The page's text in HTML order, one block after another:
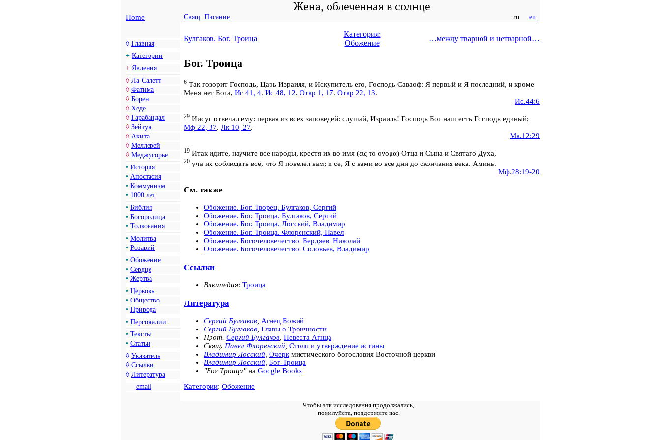
Жена, облеченная в солнце
Home Свящ. Писание ru en
◊ Главная
+ Категории
+ Явления
◊ Ла-Салетт
◊ Фатима
◊ Борен
◊ Хеде
◊ Гарабандал
◊ Зейтун
◊ Акита
◊ Меллерей
◊ Меджугорье
• История
• Апостасия
• Коммунизм
• 1000 лет
• Библия
• Богородица
• Толкования
• Молитва
• Розарий
• Обожение
• Сердце
• Жертва
• Церковь
• Общество
• Природа
• Персоналии
• Тексты
• Статьи
◊ Указатель
◊ Ссылки
◊ Литература
email
Булгаков. Бог. Троица
Категория:
Обожение
…между тварной и нетварной…
Бог. Троица
6 Так говорит Господь, Царь Израиля, и Искупитель его, Господь Саваоф: Я первый и Я последний, и кроме
Меня нет Бога, Ис 41, 4. Ис 48, 12. Откр 1, 17. Откр 22, 13.
Ис.44:6
29 Иисус отвечал ему: первая из всех заповедей: слушай, Израиль! Господь Бог наш есть Господь единый;
Мф 22, 37. Лк 10, 27.
Мк.12:29
19 Итак идите, научите все народы, крестя их во имя (εις το ονομα) Отца и Сына и Святаго Духа,
20 уча их соблюдать всё, что Я повелел вам; и се, Я с вами во все дни до скончания века. Аминь.
Мф.28:19-20
См. также
Обожение. Бог. Творец. Булгаков, Сергий
Обожение. Бог. Троица. Булгаков, Сергий
Обожение. Бог. Троица. Лосский, Владимир
Обожение. Бог. Троица. Флоренский, Павел
Обожение. Богочеловечество. Бердяев, Николай
Обожение. Богочеловечество. Соловьев, Владимир
Ссылки
Википедия: Троица
Литература
Сергий Булгаков Агнец Божий
Сергий Булгаков Главы о Троичности
Прот. Сергий Булгаков Невеста Агнца
Свящ. Павел Флоренский Столп и утверждение истины
Владимир Лосский Очерк мистического богословия Восточной церкви
Владимир Лосский Бог-Троица
"Бог Троица"на Google Books
Категории: Обожение
Чтобы эти исследования продолжались,
пожалуйста, поддержите нас.